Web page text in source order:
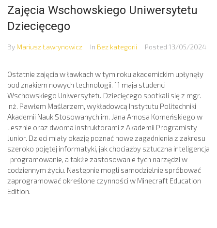
Zajęcia Wschowskiego Uniwersytetu
Dziecięcego
By Mariusz Ławrynowicz In Bez kategorii Posted 13/05/2024
Ostatnie zajęcia w ławkach w tym roku akademickim upłynęły
pod znakiem nowych technologii. 11 maja studenci
Wschowskiego Uniwersytetu Dziecięcego spotkali się z mgr.
inż. Pawłem Maślarzem, wykładowcą Instytutu Politechniki
Akademii Nauk Stosowanych im. Jana Amosa Komeńskiego w
Lesznie oraz dwoma instruktorami z Akademii Programisty
Junior. Dzieci miały okazję poznać nowe zagadnienia z zakresu
szeroko pojętej informatyki, jak chociażby sztuczna inteligencja
i programowanie, a także zastosowanie tych narzędzi w
codziennym życiu. Następnie mogli samodzielnie spróbować
zaprogramować określone czynności w Minecraft Education
Edition.